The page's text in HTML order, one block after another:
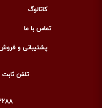
کاتالوگ
تماس با ما
پشتیبانی و فروش آنلاین
تلفن ثابت :